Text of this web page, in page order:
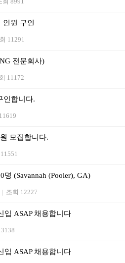
인원 구인
11291
전문회사)
11172
인합니다.
모집합니다.
(Savannah (Pooler), GA)
| 조회 12227
입 ASAP 채용합니다
입 ASAP 채용합니다